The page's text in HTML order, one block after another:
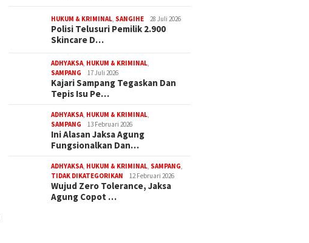
HUKUM & KRIMINAL, SANGIHE 28 Juli 2026
Polisi Telusuri Pemilik 2.900
Skincare D…
ADHYAKSA, HUKUM & KRIMINAL,
SAMPANG
17 Juli 2026
Kajari Sampang Tegaskan Dan
Tepis Isu Pe…
ADHYAKSA, HUKUM & KRIMINAL,
SAMPANG
13 Februari 2026
Ini Alasan Jaksa Agung
Fungsionalkan Dan…
ADHYAKSA, HUKUM & KRIMINAL, SAMPANG,
TIDAK DIKATEGORIKAN
12 Februari 2026
Wujud Zero Tolerance, Jaksa
Agung Copot …